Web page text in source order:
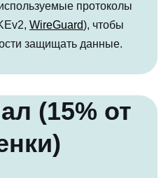
протоколы
WireGuard), чтобы
защищать данные.
(15% от